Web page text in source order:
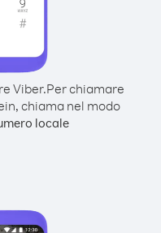
Viber.Per chiamare
chiama nel modo
locale